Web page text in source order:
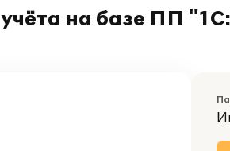
учёта на базе ПП